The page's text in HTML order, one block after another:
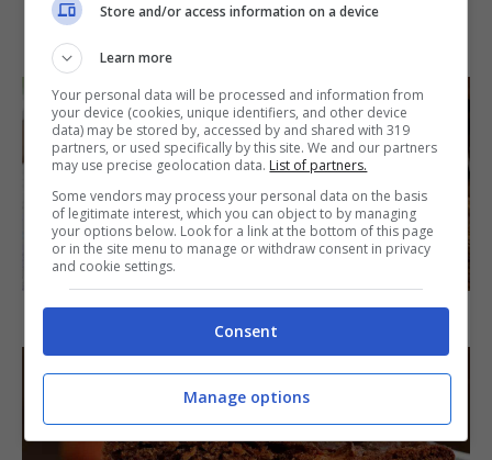
SECONDI PIATTI
Store and/or access information on a device
Learn more
Your personal data will be processed and information from
your device (cookies, unique identifiers, and other device
data) may be stored by, accessed by and shared with 319
partners, or used specifically by this site. We and our partners
may use precise geolocation data. List of partners.
Some vendors may process your personal data on the basis
of legitimate interest, which you can object to by managing
your options below. Look for a link at the bottom of this page
or in the site menu to manage or withdraw consent in privacy
and cookie settings.
Consent
Manage options